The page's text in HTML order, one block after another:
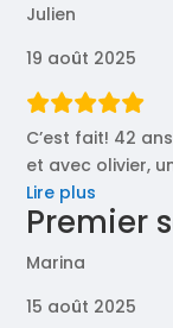
premier »
Julien
19 août 2025
C’est fait! 42
et avec olivier,
Lire plus
fait! »
Premier
Marina
15 août 2025